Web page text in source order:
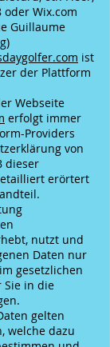
oder Wix.com
Guillaume
ist
der Plattform
Webseite
erfolgt immer
Providers
von
dieser
erörtert
nutzt und
Daten nur
gesetzlichen
Sie in die
gelten
welche dazu